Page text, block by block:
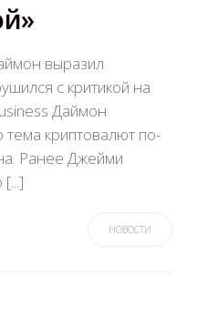
выразил
с критикой на
Даймон
тема криптовалют по-
Ранее Джейми
НОВОСТИ